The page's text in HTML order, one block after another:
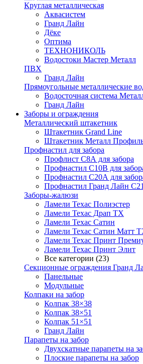
Круглая металлическая
Аквасистем
Гранд Лайн
Дёке
Оптима
ТЕХНОНИКОЛЬ
Водостоки Мастер Металл
ПВХ
Гранд Лайн
Прямоугольные металлические
Водосточная система
Гранд Лайн
Заборы и ограждения
Металлический штакетник
Штакетник Grand Line
Штакетник Металл
Профнастил для забора
Профлист С8А для забора
Профнастил С10В для
Профнастил С20А для
Профнастил Гранд Лайн
Заборы-жалюзи
Ламели Техас Полиэстер
Ламели Техас Драп ТХ
Ламели Техас Сатин
Ламели Техас Сатин Матт
Ламели Техас Принт
Ламели Техас Принт Элит
Все категории (23)
Секционные ограждения Гранд
Панельные
Модульные
Колпаки на забор
Колпак 38×38
Колпак 38×51
Колпак 51×51
Гранд Лайн
Парапеты на забор
Двухскатные парапеты на
Плоские парапеты на забор